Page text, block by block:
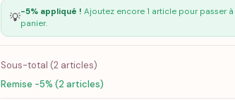
💡-5% appliqué ! Ajoutez encore 1 article pour passer à
panier.
Sous-total (2articles)
Remise -5% (2 articles)